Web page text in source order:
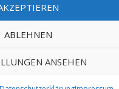
ABLEHNEN
ANSEHEN